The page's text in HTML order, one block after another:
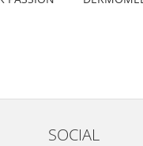
SOCIAL